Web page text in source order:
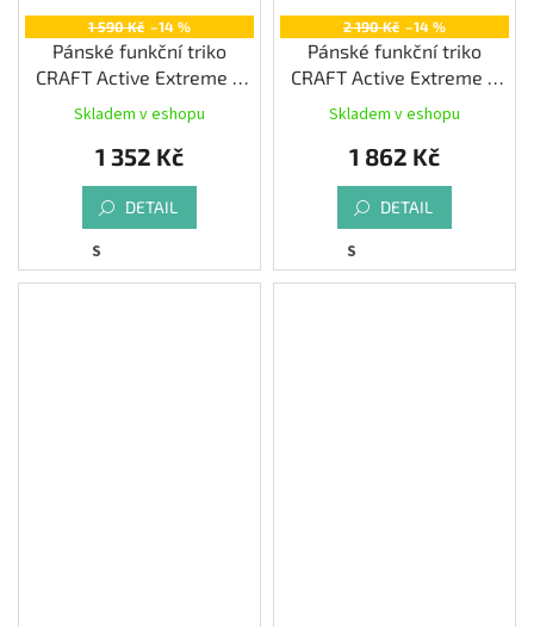
1 590 Kč –14 %
Pánské funkční triko
CRAFT Active Extreme X
LS, modrá
Skladem v eshopu
1 352 Kč
DETAIL
S
2 190 Kč –14 %
Pánské funkční triko
CRAFT Active Extreme X
Wind LS
Skladem v eshopu
1 862 Kč
DETAIL
S